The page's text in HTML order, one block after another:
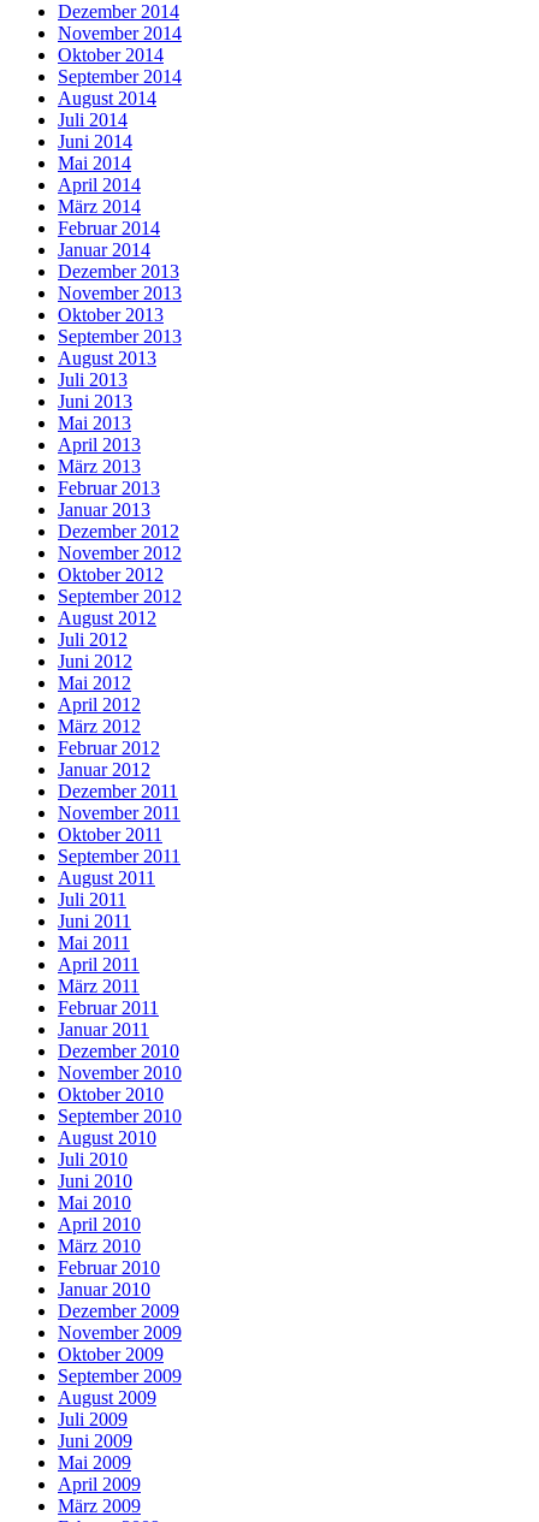
Dezember 2014
November 2014
Oktober 2014
September 2014
August 2014
Juli 2014
Juni 2014
Mai 2014
April 2014
März 2014
Februar 2014
Januar 2014
Dezember 2013
November 2013
Oktober 2013
September 2013
August 2013
Juli 2013
Juni 2013
Mai 2013
April 2013
März 2013
Februar 2013
Januar 2013
Dezember 2012
November 2012
Oktober 2012
September 2012
August 2012
Juli 2012
Juni 2012
Mai 2012
April 2012
März 2012
Februar 2012
Januar 2012
Dezember 2011
November 2011
Oktober 2011
September 2011
August 2011
Juli 2011
Juni 2011
Mai 2011
April 2011
März 2011
Februar 2011
Januar 2011
Dezember 2010
November 2010
Oktober 2010
September 2010
August 2010
Juli 2010
Juni 2010
Mai 2010
April 2010
März 2010
Februar 2010
Januar 2010
Dezember 2009
November 2009
Oktober 2009
September 2009
August 2009
Juli 2009
Juni 2009
Mai 2009
April 2009
März 2009